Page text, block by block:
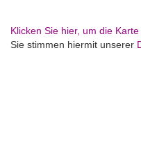
Klicken Sie hier, um die Karte
Sie stimmen hiermit unserer